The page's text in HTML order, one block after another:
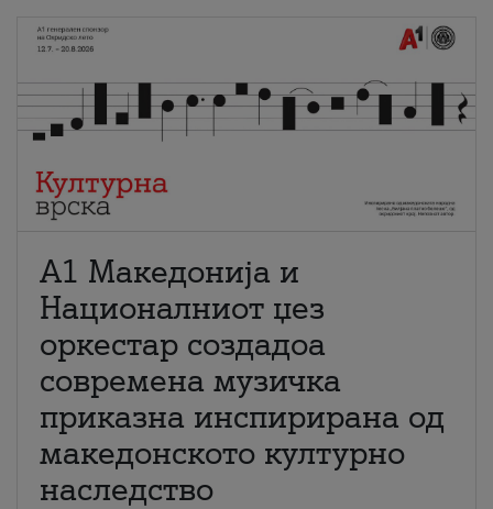
А1 Македонија и
Националниот џез
оркестар создадоа
современа музичка
приказна инспирирана од
македонското културно
наследство